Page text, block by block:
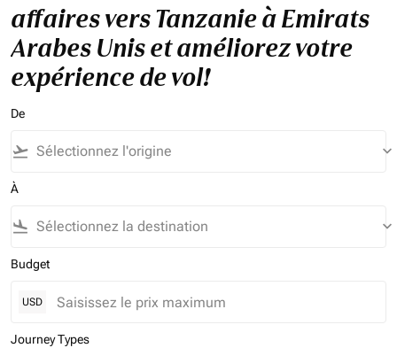
affaires vers Tanzanie à Emirats
Arabes Unis et améliorez votre
expérience de vol!
De
flight_takeoff keyboard_arrow_down
À
flight_land keyboard_arrow_down
Budget
USD
Journey Types